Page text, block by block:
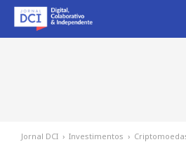
Jornal DCI › Investimentos ›